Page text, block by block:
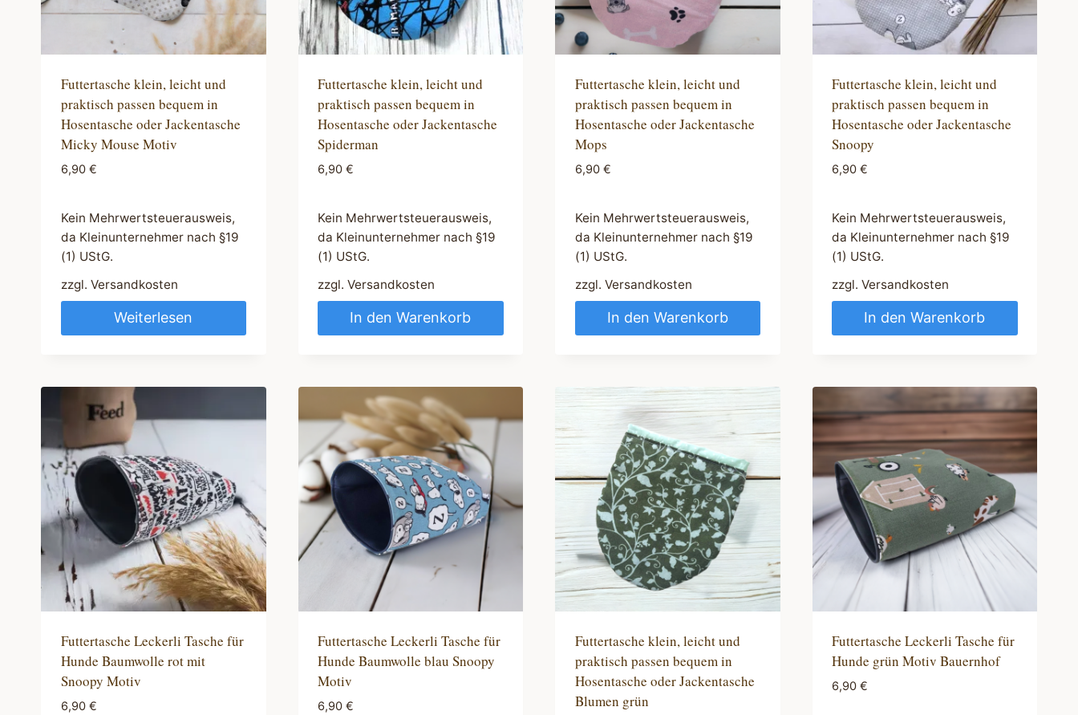
Futtertasche klein, leicht und
praktisch passen bequem in
Hosentasche oder Jackentasche
Micky Mouse Motiv
6,90 €
Kein Mehrwertsteuerausweis,
da Kleinunternehmer nach §19
(1) UStG.
zzgl. Versandkosten
Weiterlesen
Futtertasche klein, leicht und
praktisch passen bequem in
Hosentasche oder Jackentasche
Spiderman
6,90 €
Kein Mehrwertsteuerausweis,
da Kleinunternehmer nach §19
(1) UStG.
zzgl. Versandkosten
In den Warenkorb
Futtertasche klein, leicht und
praktisch passen bequem in
Hosentasche oder Jackentasche
Mops
6,90 €
Kein Mehrwertsteuerausweis,
da Kleinunternehmer nach §19
(1) UStG.
zzgl. Versandkosten
In den Warenkorb
Futtertasche klein, leicht und
praktisch passen bequem in
Hosentasche oder Jackentasche
Snoopy
6,90 €
Kein Mehrwertsteuerausweis,
da Kleinunternehmer nach §19
(1) UStG.
zzgl. Versandkosten
In den Warenkorb
Futtertasche Leckerli Tasche für
Hunde Baumwolle rot mit
Snoopy Motiv
6,90 €
Futtertasche Leckerli Tasche für
Hunde Baumwolle blau Snoopy
Motiv
6,90 €
Futtertasche klein, leicht und
praktisch passen bequem in
Hosentasche oder Jackentasche
Blumen grün
Futtertasche Leckerli Tasche für
Hunde grün Motiv Bauernhof
6,90 €